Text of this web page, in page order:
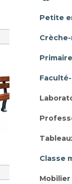
Petite
Classe
Mobilier
BANC
Dims: